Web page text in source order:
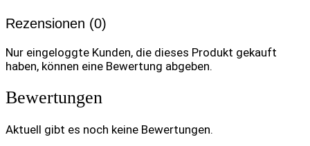
Rezensionen (0)
Nur eingeloggte Kunden, die dieses Produkt gekauft
haben, können eine Bewertung abgeben.
Bewertungen
Aktuell gibt es noch keine Bewertungen.